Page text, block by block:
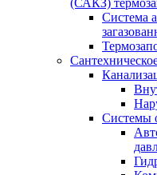
(САКЗ)
Система
Системы